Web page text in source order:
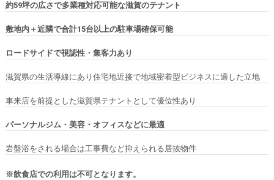
約59坪の広さで多業種対応可能な滋賀のテナント
敷地内＋近隣で合計15台以上の駐車場確保可能
ロードサイドで視認性・集客力あり
滋賀県の生活導線にあり住宅地近接で地域密着型ビジネスに適した立地
車来店を前提とした滋賀県テナントとして優位性あり
パーソナルジム・美容・オフィスなどに最適
岩盤浴をされる場合は工事費など抑えられる居抜物件
※飲食店での利用は不可となります。